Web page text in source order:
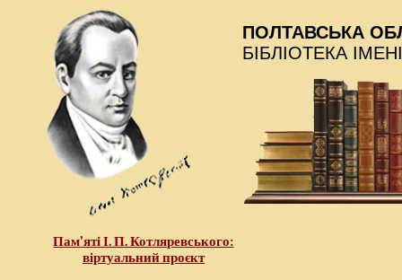
Пам’яті І. П. Котляревського:
віртуальний проєкт
ПОЛТАВСЬКА
БІБЛІОТЕКА